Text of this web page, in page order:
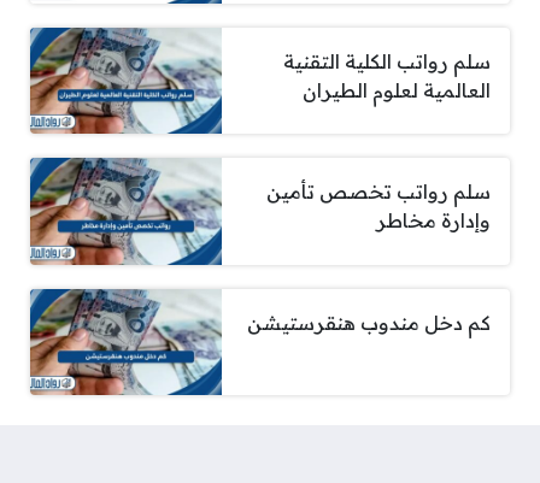
سلم رواتب الكلية التقنية
العالمية لعلوم الطيران
سلم رواتب تخصص تأمين
وإدارة مخاطر
كم دخل مندوب هنقرستيشن